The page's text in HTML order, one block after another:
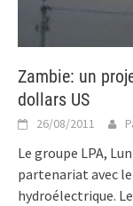
Zambie: un
dollars US
26/08/2011
Le groupe LPA,
partenariat avec
hydroélectrique.